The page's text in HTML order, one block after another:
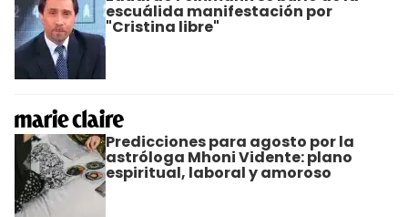
escuálida manifestación por
"Cristina libre"
Predicciones para agosto por la
astróloga Mhoni Vidente: plano
espiritual, laboral y amoroso